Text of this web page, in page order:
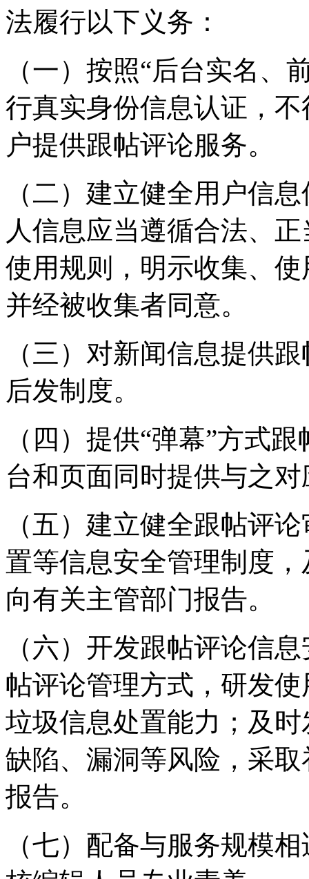
法履行以下义务：
（一）按照“后台实名、
行真实身份信息认证，
户提供跟帖评论服务。
（二）建立健全用户信
人信息应当遵循合法、
使用规则，明示收集、
并经被收集者同意。
（三）对新闻信息提供
后发制度。
（四）提供“弹幕”方式
台和页面同时提供与之
（五）建立健全跟帖评
置等信息安全管理制度
向有关主管部门报告。
（六）开发跟帖评论信
帖评论管理方式，研发
垃圾信息处置能力；及
缺陷、漏洞等风险，采
报告。
（七）配备与服务规模